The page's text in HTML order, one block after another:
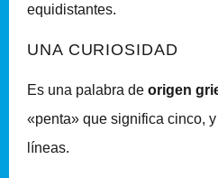
equidistantes.
UNA CURIOSIDAD
Es una palabra de origen
«penta» que significa cinco,
líneas.